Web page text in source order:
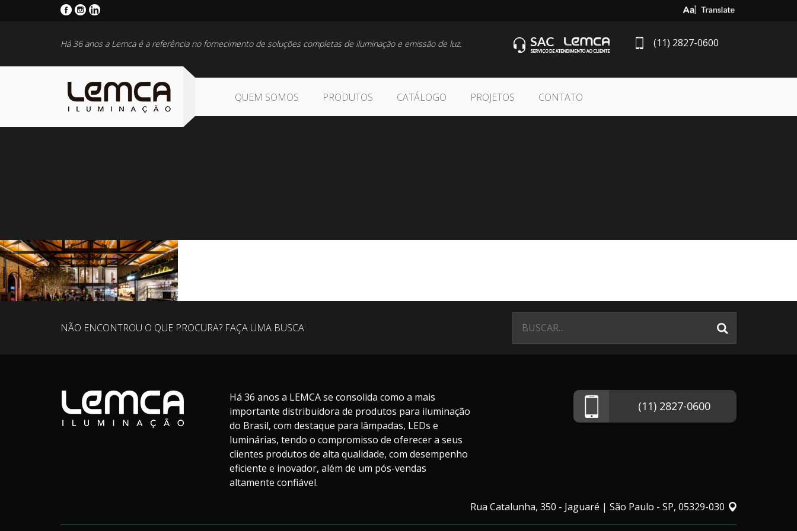
Select Language
Há 36 anos a Lemca é a referência no fornecimento de soluções completas de iluminação e emissão de luz. (11) 2827-0600
QUEM SOMOS PRODUTOS CATÁLOGO PROJETOS CONTATO
NÃO ENCONTROU O QUE PROCURA? FAÇA UMA BUSCA:
Há 36 anos a LEMCA se consolida como a mais
importante distribuidora de produtos para iluminação
do Brasil, com destaque para lâmpadas, LEDs e
luminárias, tendo o compromisso de oferecer a seus
clientes produtos de alta qualidade, com desempenho
eficiente e inovador, além de um pós-vendas
altamente confiável.
(11) 2827-0600
Rua Catalunha, 350 - Jaguaré | São Paulo - SP, 05329-030